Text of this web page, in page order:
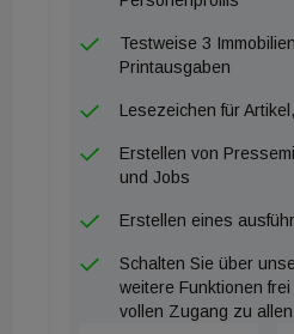
Testweise 3
Printausgaben
Lesezeichen für
Erstellen von
und Jobs
Erstellen eines
Schalten Sie über
weitere Funktionen
vollen Zugang zu